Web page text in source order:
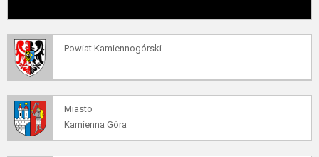
Powiat Kamiennogórski
Miasto
Kamienna Góra